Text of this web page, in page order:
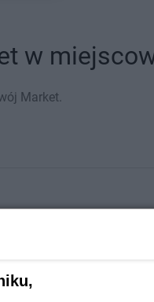
w
Market.